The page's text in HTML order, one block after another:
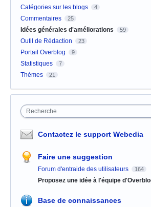
Catégories sur les blogs 4
Commentaires 25
Idées générales d'améliorations 59
Outil de Rédaction 23
Portail Overblog 9
Statistiques 7
Thèmes 21
Recherche
Contactez le support Webedia
Faire une suggestion
Forum d'entraide des utilisateurs 164
Proposez une idée à l'équipe
Base de connaissances